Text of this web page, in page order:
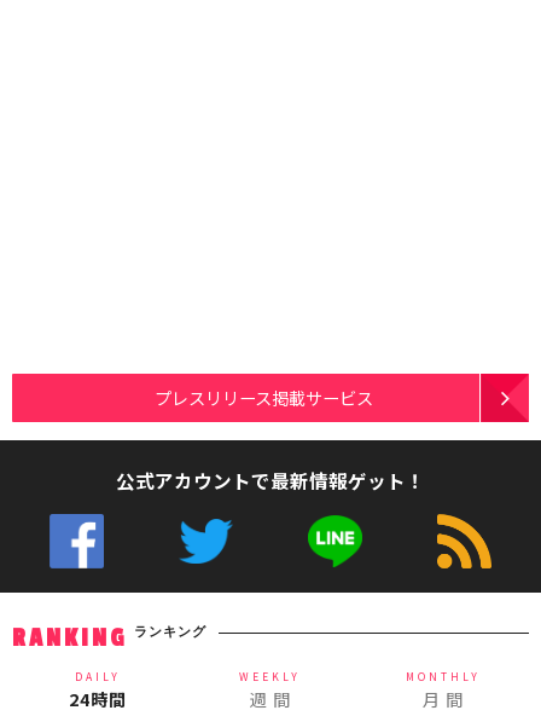
プレスリリース掲載サービス
公式アカウントで最新情報ゲット！
RANKING ランキング
DAILY
24時間
WEEKLY
週 間
MONTHLY
月 間